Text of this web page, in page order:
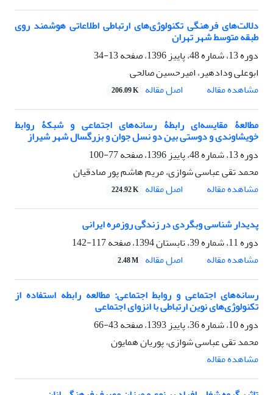
دلالت‌های فرهنگی تکنولوژی‌های ارتباطی‌ اطلاعاتی هوشمند روی
طبقه متوسط شهر تهران
دوره 13، شماره 48، پاییز 1396، صفحه
13-34
ابوعلی ودادهیر، امیرحسین صالحی
مشاهده مقاله
اصل مقاله 206.09 K
مطالعۀ مقایسه‌ای رابطۀ رسانه‌های اجتماعی و شبکۀ روابط
خویشاوندی و دوستی بین دو نسل جوان و بزرگسال شهر شیراز
دوره 13، شماره 48، پاییز 1396، صفحه
77-100
محمد تقی عباسی شوازی، مریم هاشم پور صادقیان
مشاهده مقاله
اصل مقاله 224.92 K
پدیدار شناسی وبگردی در زندگی روزمره ایرانی
دوره 11، شماره 39، تابستان 1394، صفحه
117-142
مشاهده مقاله
اصل مقاله 2.48 M
رسانه‌های اجتماعی و روابط اجتماعی: مطالعه رابطه استفاده از
تکنولوژی‌های نوین ارتباطی با انزوای اجتماعی
دوره 10، شماره 36، پاییز 1393، صفحه
43-66
محمد تقی عباسی شوازی، پوریان همایون
مشاهده مقاله